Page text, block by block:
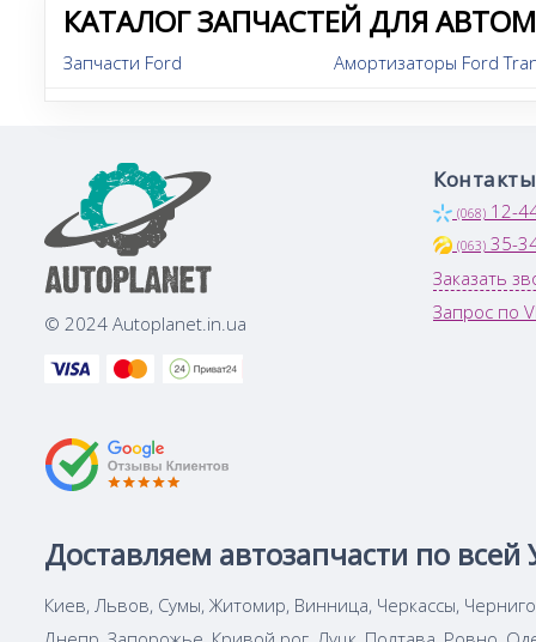
КАТАЛОГ ЗАПЧАСТЕЙ ДЛЯ
Запчасти Ford Амортизаторы Ford
© 2024 Autoplanet.in.ua
Контакты
(068) 12-
(063) 35-
Заказать
Запрос по
Доставляем автозапчасти по всей
Киев, Львов, Сумы, Житомир, Винница, Черкассы,